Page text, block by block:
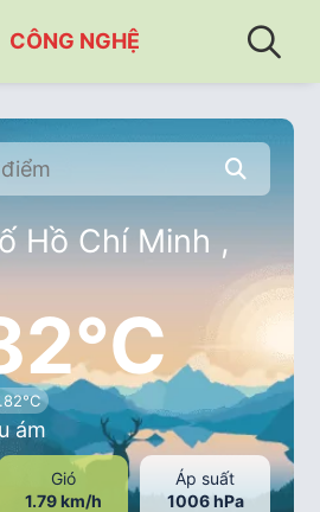
CÔNG NGHỆ
Hồ Chí Minh ,
ám
Gió
1.79 km/h
Áp suất
1006 hPa